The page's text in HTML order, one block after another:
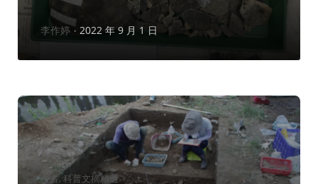
作
者：
李作婷 2022 年 9 月 1 日
分考古 科普文摘精選